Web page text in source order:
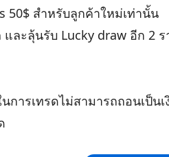
50$ สำหรับลูกค้าใหม่เท่านั้น
และลุ้นรับ Lucky draw อีก 2 ร
การเทรดไม่สามารถถอนเป็น